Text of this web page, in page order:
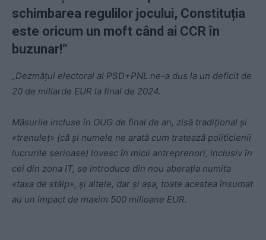
schimbarea regulilor jocului, Constituția
este oricum un moft când ai CCR în
buzunar!“
„Dezmățul electoral al PSD+PNL ne-a dus la un deficit de
20 de miliarde EUR la final de 2024.
Măsurile incluse în OUG de final de an, zisă tradițional și
«trenuleț» (că și numele ne arată cum tratează politicienii
lucrurile serioase) lovesc în micii antreprenori, inclusiv în
cei din zona IT, se introduce din nou aberația numita
«taxa de stâlp», și altele, dar și așa, toate acestea însumat
au un impact de maxim 500 milioane EUR.